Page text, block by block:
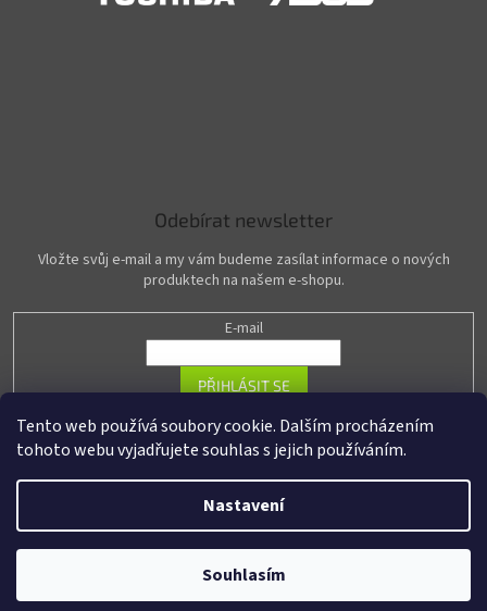
Tento web používá soubory cookie. Dalším procházením
tohoto webu vyjadřujete souhlas s jejich používáním.
Nastavení
Souhlasím
Odebírat newsletter
Vložte svůj e-mail a my vám budeme zasílat informace o nových
produktech na našem e-shopu.
E-mail
PŘIHLÁSIT SE
Vytvořil Shoptet
Copyright 2026
Upravit nastavení
cookies